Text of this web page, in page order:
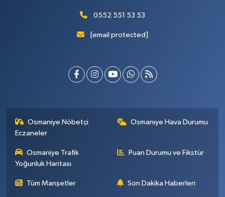
0552 551 53 53
[email protected]
Osmaniye Nöbetçi
Eczaneler
Osmaniye Hava Durumu
Osmaniye Trafik
Yoğunluk Haritası
Puan Durumu ve Fikstür
Tüm Manşetler Son Dakika Haberleri